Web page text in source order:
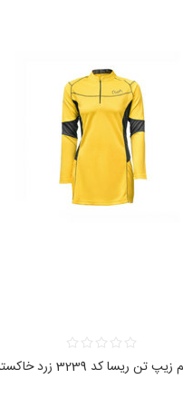
تن ریسا کد 3239 زرد خاکستری